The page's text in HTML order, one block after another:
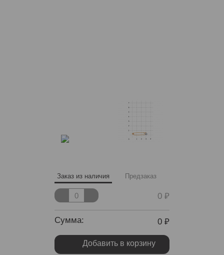
Заказ из наличия Предзаказ
0
Сумма: 0
Добавить в корзину